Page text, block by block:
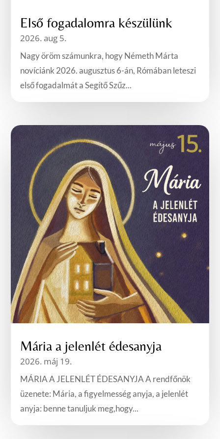
Első fogadalomra készülünk
2026. aug 5.
Nagy öröm számunkra, hogy Németh Márta
novíciánk 2026. augusztus 6-án, Rómában leteszi
első fogadalmát a Segítő Szűz...
Mária a jelenlét édesanyja
2026. máj 19.
MÁRIA A JELENLÉT ÉDESANYJA A rendfőnök
üzenete: Mária, a figyelmesség anyja, a jelenlét
anyja: benne tanuljuk meg,hogy...